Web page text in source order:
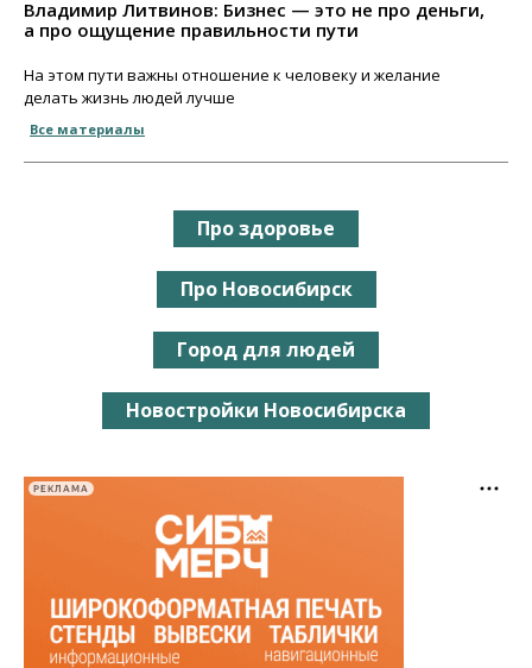
Владимир Литвинов: Бизнес — это не про деньги,
а про ощущение правильности пути
На этом пути важны отношение к человеку и желание
делать жизнь людей лучше
Все материалы
Про здоровье
Про Новосибирск
Город для людей
Новостройки Новосибирска
РЕКЛАМА